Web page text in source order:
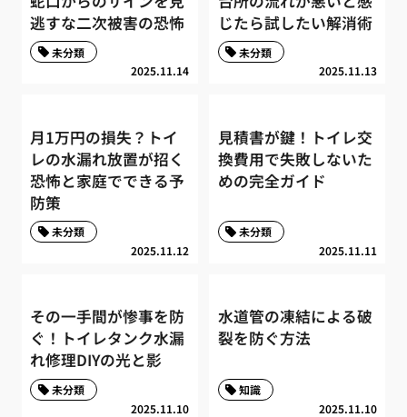
逃すな二次被害の恐怖
2025.11.14
未分類
じたら試したい解消術
2025.11.13
未分類
月1万円の損失？トイ
レの水漏れ放置が招く
恐怖と家庭でできる予
防策
2025.11.12
未分類
見積書が鍵！トイレ交
換費用で失敗しないた
めの完全ガイド
2025.11.11
未分類
その一手間が惨事を防
ぐ！トイレタンク水漏
れ修理DIYの光と影
2025.11.10
未分類
水道管の凍結による破
裂を防ぐ方法
2025.11.10
知識